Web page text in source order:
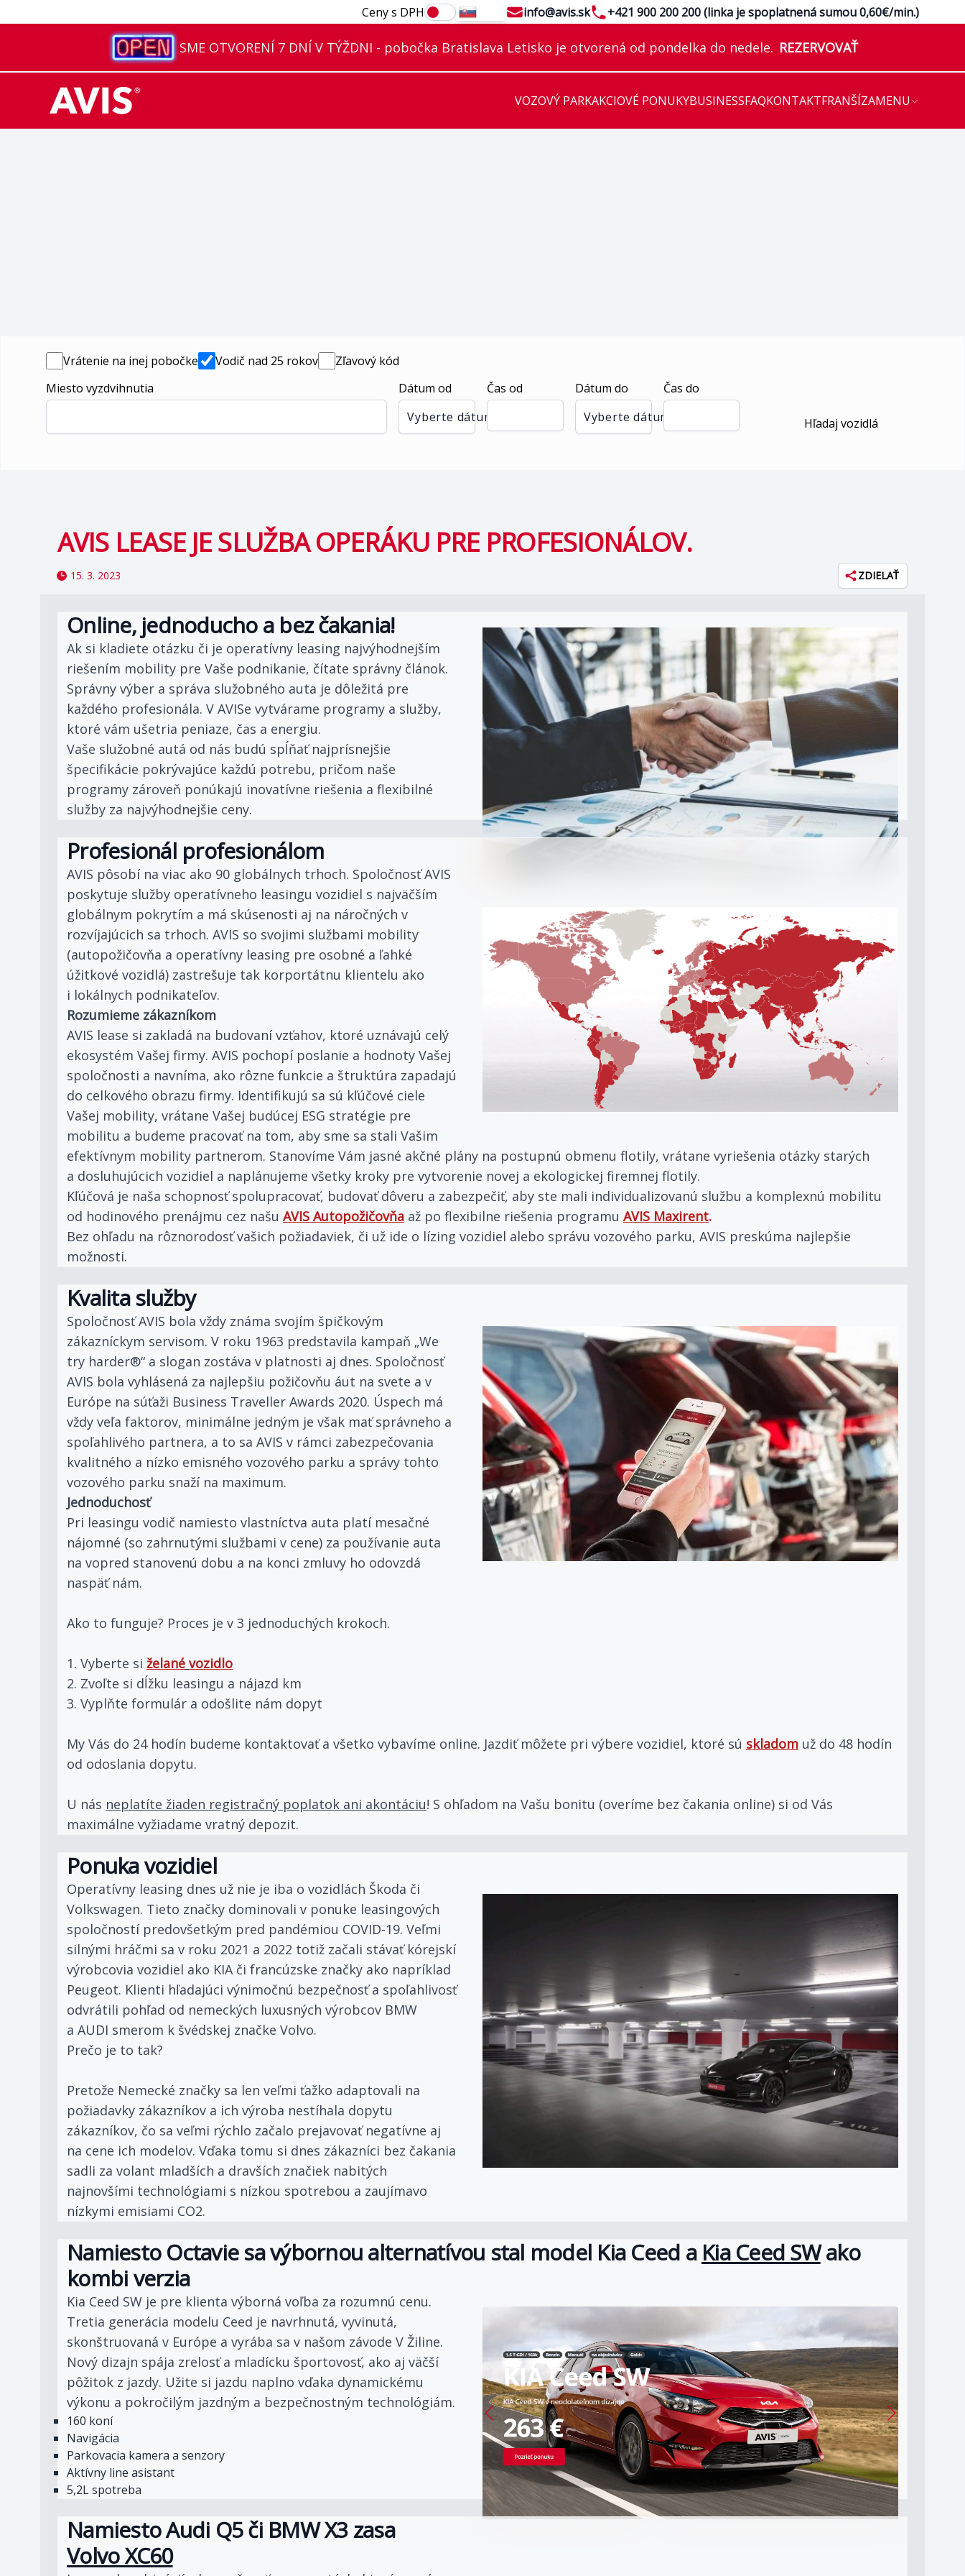
Ceny s DPH SK Emailinfo@avis.skTelephone
+421 900 200 200 (linka je spoplatnená sumou 0,60€/min.)
SME OTVORENÍ 7 DNÍ V TÝŽDNI - pobočka Bratislava Letisko je otvorená od pondelka do nedele. REZERVOVAŤ
VOZOVÝ PARKAKCIOVÉ PONUKYBUSINESSFAQKONTAKTFRANŠÍZAMENU
Vrátenie na inej pobočke Vodič nad 25 rokov
Zľavový kód
Miesto vyzdvihnutia
Dátum od
Vyberte dátum
Čas od
Dátum do
Vyberte dátum
Čas do
Hľadaj vozidlá
AVIS LEASE JE SLUŽBA OPERÁKU PRE PROFESIONÁLOV.
15. 3. 2023 ZDIELAŤ
Online, jednoducho a bez čakania!
Ak si kladiete otázku či je operatívny leasing najvýhodnejším
riešením mobility pre Vaše podnikanie, čítate správny článok.
Správny výber a správa služobného auta je dôležitá pre
každého profesionála. V AVISe vytvárame programy a služby,
ktoré vám ušetria peniaze, čas a energiu.
Vaše služobné autá od nás budú spĺňať najprísnejšie
špecifikácie pokrývajúce každú potrebu, pričom naše
programy zároveň ponúkajú inovatívne riešenia a flexibilné
služby za najvýhodnejšie ceny.
Profesionál profesionálom
AVIS pôsobí na viac ako 90 globálnych trhoch. Spoločnosť AVIS
poskytuje služby operatívneho leasingu vozidiel s najväčším
globálnym pokrytím a má skúsenosti aj na náročných v
rozvíjajúcich sa trhoch. AVIS so svojimi službami mobility
(autopožičovňa a operatívny leasing pre osobné a ľahké
úžitkové vozidlá) zastrešuje tak korportátnu klientelu ako
i lokálnych podnikateľov.
Rozumieme zákazníkom
AVIS lease si zakladá na budovaní vzťahov, ktoré uznávajú celý
ekosystém Vašej firmy. AVIS pochopí poslanie a hodnoty Vašej
spoločnosti a navníma, ako rôzne funkcie a štruktúra zapadajú
do celkového obrazu firmy. Identifikujú sa sú kľúčové ciele
Vašej mobility, vrátane Vašej budúcej ESG stratégie pre
mobilitu a budeme pracovať na tom, aby sme sa stali Vašim
efektívnym mobility partnerom. Stanovíme Vám jasné akčné plány na postupnú obmenu flotily, vrátane vyriešenia otázky starých
a dosluhujúcich vozidiel a naplánujeme všetky kroky pre vytvorenie novej a ekologickej firemnej flotily.
Kľúčová je naša schopnosť spolupracovať, budovať dôveru a zabezpečiť, aby ste mali individualizovanú službu a komplexnú mobilitu
od hodinového prenájmu cez našu AVIS Autopožičovňa až po flexibilne riešenia programu AVIS Maxirent.
Bez ohľadu na rôznorodosť vašich požiadaviek, či už ide o lízing vozidiel alebo správu vozového parku, AVIS preskúma najlepšie
možnosti.
Kvalita služby
Spoločnosť AVIS bola vždy známa svojím špičkovým
zákazníckym servisom. V roku 1963 predstavila kampaň „We
try harder®“ a slogan zostáva v platnosti aj dnes. Spoločnosť
AVIS bola vyhlásená za najlepšiu požičovňu áut na svete a v
Európe na súťaži Business Traveller Awards 2020. Úspech má
vždy veľa faktorov, minimálne jedným je však mať správneho a
spoľahlivého partnera, a to sa AVIS v rámci zabezpečovania
kvalitného a nízko emisného vozového parku a správy tohto
vozového parku snaží na maximum.
Jednoduchosť
Pri leasingu vodič namiesto vlastníctva auta platí mesačné
nájomné (so zahrnutými službami v cene) za používanie auta
na vopred stanovenú dobu a na konci zmluvy ho odovzdá
naspäť nám.
Ako to funguje? Proces je v 3 jednoduchých krokoch.
1. Vyberte si želané vozidlo
2. Zvoľte si dĺžku leasingu a nájazd km
3. Vyplňte formulár a odošlite nám dopyt
My Vás do 24 hodín budeme kontaktovať a všetko vybavíme online. Jazdiť môžete pri výbere vozidiel, ktoré sú skladom už do 48 hodín
od odoslania dopytu.
U nás neplatíte žiaden registračný poplatok ani akontáciu! S ohľadom na Vašu bonitu (overíme bez čakania online) si od Vás
maximálne vyžiadame vratný depozit.
Ponuka vozidiel
Operatívny leasing dnes už nie je iba o vozidlách Škoda či
Volkswagen. Tieto značky dominovali v ponuke leasingových
spoločností predovšetkým pred pandémiou COVID-19. Veľmi
silnými hráčmi sa v roku 2021 a 2022 totiž začali stávať kórejskí
výrobcovia vozidiel ako KIA či francúzske značky ako napríklad
Peugeot. Klienti hľadajúci výnimočnú bezpečnosť a spoľahlivosť
odvrátili pohľad od nemeckých luxusných výrobcov BMW
a AUDI smerom k švédskej značke Volvo.
Prečo je to tak?
Pretože Nemecké značky sa len veľmi ťažko adaptovali na
požiadavky zákazníkov a ich výroba nestíhala dopytu
zákazníkov, čo sa veľmi rýchlo začalo prejavovať negatívne aj
na cene ich modelov. Vďaka tomu si dnes zákazníci bez čakania
sadli za volant mladších a dravších značiek nabitých
najnovšími technológiami s nízkou spotrebou a zaujímavo
nízkymi emisiami CO2.
Namiesto Octavie sa výbornou alternatívou stal model Kia Ceed a Kia Ceed SW ako
kombi verzia
Kia Ceed SW je pre klienta výborná voľba za rozumnú cenu.
Tretia generácia modelu Ceed je navrhnutá, vyvinutá,
skonštruovaná v Európe a vyrába sa v našom závode V Žiline.
Nový dizajn spája zrelosť a mladícku športovosť, ako aj väčší
pôžitok z jazdy. Užite si jazdu naplno vďaka dynamickému
výkonu a pokročilým jazdným a bezpečnostným technológiám.
160 koní
Navigácia
Parkovacia kamera a senzory
Aktívny line asistant
5,2L spotreba
Namiesto Audi Q5 či BMW X3 zasa
Volvo XC60